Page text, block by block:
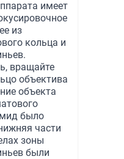
имеет
из
кольца и
вращайте
объектива
объекта
было
части
зоны
были